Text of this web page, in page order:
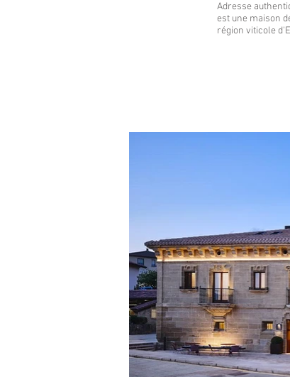
Adresse
est une maison
région viticole